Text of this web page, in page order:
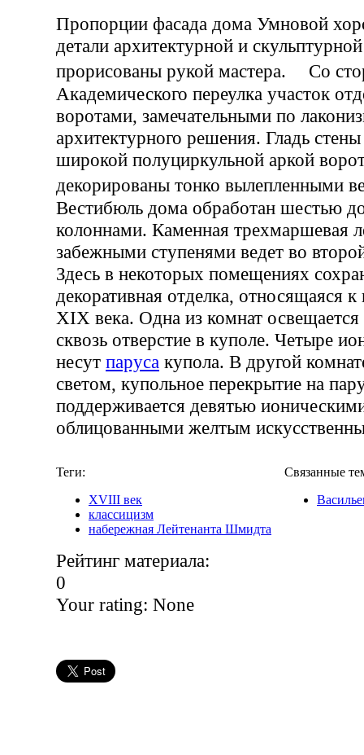
Пропорции фасада дома Умновой
детали архитектурной и
прорисованы рукой мастера. Со
Академического переулка участок
воротами, замечательными по
архитектурного решения. Гладь
широкой полуциркульной аркой
декорированы тонко
Вестибюль дома обработан шестью
колоннами. Каменная трехмаршевая
забежными ступенями ведет во
Здесь в некоторых помещениях
декоративная отделка, относящаяся к
XIX века. Одна из комнат
сквозь отверстие в куполе. Четыре
несут паруса купола. В другой
светом, купольное перекрытие на
поддерживается девятью
облицованными желтым
Теги:
XVIII век
классицизм
набережная Лейтенанта Шмидта
Связанные
Рейтинг материала:
0
Your rating: None